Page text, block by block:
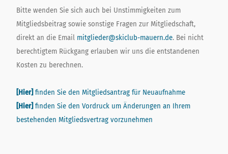
Bitte wenden Sie sich auch bei Unstimmigkeiten zum
Mitgliedsbeitrag sowie sonstige Fragen zur Mitgliedschaft,
direkt an die Email mitglieder@skiclub-mauern.de. Bei nicht
berechtigtem Rückgang erlauben wir uns die entstandenen
Kosten zu berechnen.
[Hier] finden Sie den Mitgliedsantrag für Neuaufnahme
[Hier] finden Sie den Vordruck um Änderungen an Ihrem
bestehenden Mitgliedsvertrag vorzunehmen